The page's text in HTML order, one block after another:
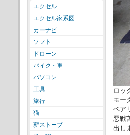
エクセル
エクセル家系図
カーナビ
ソフト
ドローン
バイク・車
パソコン
工具
旅行
猫
薪ストーブ
ロッ
モー
ベア
悪戦
出し